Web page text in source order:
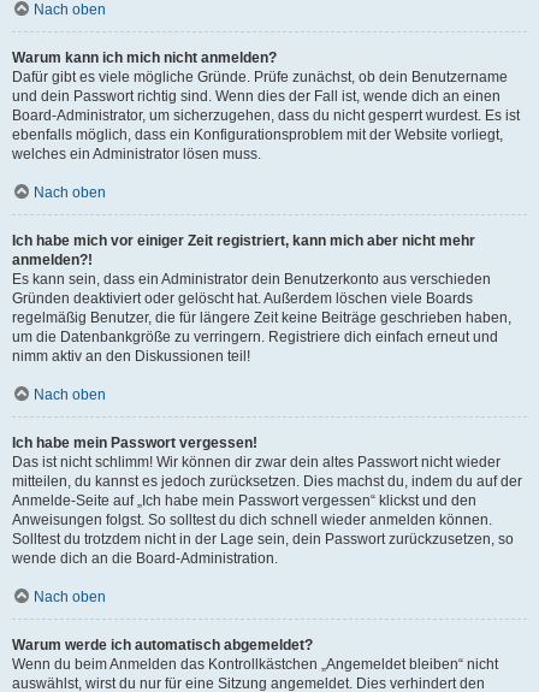
Nach oben
Warum kann ich mich nicht anmelden?
Dafür gibt es viele mögliche Gründe. Prüfe zunächst, ob dein Benutzername
und dein Passwort richtig sind. Wenn dies der Fall ist, wende dich an einen
Board-Administrator, um sicherzugehen, dass du nicht gesperrt wurdest. Es ist
ebenfalls möglich, dass ein Konfigurationsproblem mit der Website vorliegt,
welches ein Administrator lösen muss.
Nach oben
Ich habe mich vor einiger Zeit registriert, kann mich aber nicht mehr
anmelden?!
Es kann sein, dass ein Administrator dein Benutzerkonto aus verschieden
Gründen deaktiviert oder gelöscht hat. Außerdem löschen viele Boards
regelmäßig Benutzer, die für längere Zeit keine Beiträge geschrieben haben,
um die Datenbankgröße zu verringern. Registriere dich einfach erneut und
nimm aktiv an den Diskussionen teil!
Nach oben
Ich habe mein Passwort vergessen!
Das ist nicht schlimm! Wir können dir zwar dein altes Passwort nicht wieder
mitteilen, du kannst es jedoch zurücksetzen. Dies machst du, indem du auf der
Anmelde-Seite auf „Ich habe mein Passwort vergessen“ klickst und den
Anweisungen folgst. So solltest du dich schnell wieder anmelden können.
Solltest du trotzdem nicht in der Lage sein, dein Passwort zurückzusetzen, so
wende dich an die Board-Administration.
Nach oben
Warum werde ich automatisch abgemeldet?
Wenn du beim Anmelden das Kontrollkästchen „Angemeldet bleiben“ nicht
auswählst, wirst du nur für eine Sitzung angemeldet. Dies verhindert den